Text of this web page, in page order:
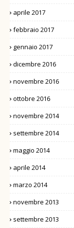
aprile 2017
febbraio 2017
gennaio 2017
dicembre 2016
novembre 2016
ottobre 2016
novembre 2014
settembre 2014
maggio 2014
aprile 2014
marzo 2014
novembre 2013
settembre 2013